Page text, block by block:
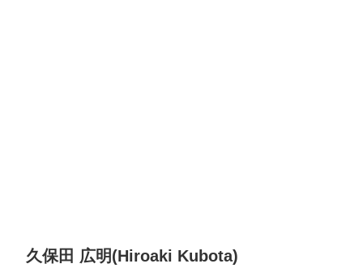
久保田 広明(Hiroaki Kubota)